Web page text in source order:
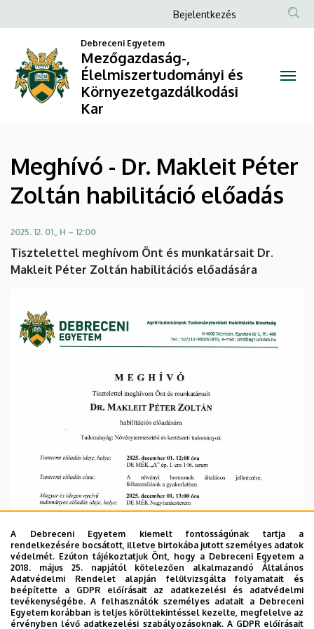
Dr.
Makleit
Zoltán
habilitáció
Mezőgazdaság-,
és
a
Anonim
fiók
menüje
Bejelentkezés
Debreceni Egyetem
Mezőgazdaság-,
Élelmiszertudományi és
Környezetgazdálkodási
Kar
Meghívó - Dr. Makleit Péter
Zoltán habilitáció előadás
2025. 12. 01., H – 12:00
Tisztelettel meghívom Önt és munkatársait Dr.
Makleit Péter Zoltán habilitációs előadására
A Debreceni Egyetem kiemelt fontosságúnak tartja a
rendelkezésére bocsátott, illetve birtokába jutott személyes adatok
védelmét. Ezúton tájékoztatjuk Önt, hogy a Debreceni Egyetem a
2018. május 25. napjától kötelezően alkalmazandó Általános
Adatvédelmi Rendelet alapján felülvizsgálta folyamatait és
beépítette a GDPR előírásait az adatkezelési és adatvédelmi
tevékenységébe. A felhasználók személyes adatait a Debreceni
Egyetem korábban is teljes körültekintéssel kezelte, megfelelve az
érvényben lévő adatkezelési szabályozásoknak. A GDPR előírásait